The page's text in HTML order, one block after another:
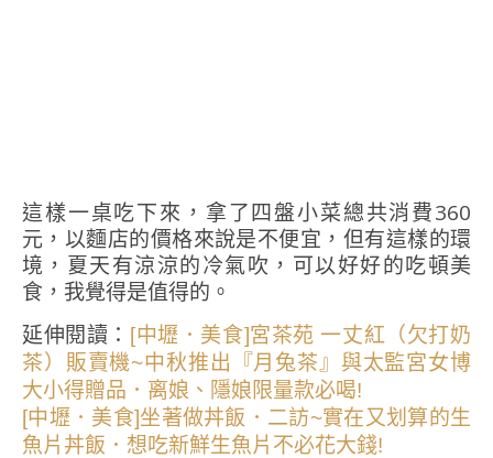
這樣一桌吃下來，拿了四盤小菜總共消費360
元，以麵店的價格來說是不便宜，但有這樣的環
境，夏天有涼涼的冷氣吹，可以好好的吃頓美
食，我覺得是值得的。
延伸閱讀： [中壢．美食]宮茶苑 一丈紅（欠打奶
茶）販賣機~中秋推出『月兔茶』與太監宮女博
大小得贈品．离娘、隱娘限量款必喝!
[中壢．美食]坐著做丼飯．二訪~實在又划算的生
魚片丼飯．想吃新鮮生魚片不必花大錢!